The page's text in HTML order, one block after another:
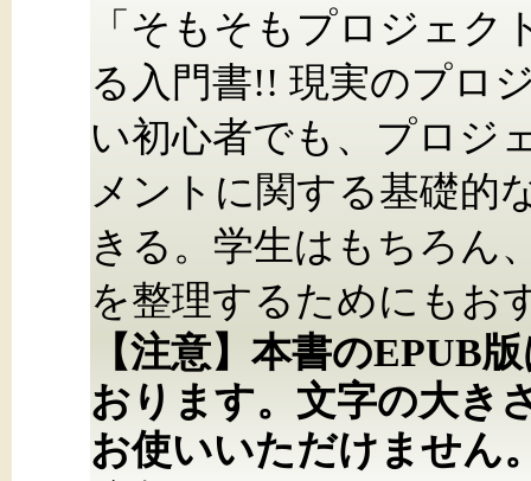
「そもそもプロジェ
る入門書!! 現実のプロ
い初心者でも、プロジ
メントに関する基礎的
きる。学生はもちろん
を整理するためにもお
【注意】本書のEPUB
おります。文字の大き
お使いいただけません